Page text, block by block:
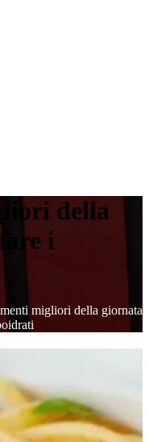
della
i
migliori della giornata